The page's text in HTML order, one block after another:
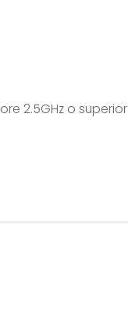
2.5GHz o superior